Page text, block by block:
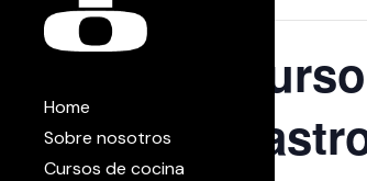
Home
Sobre nosotros
Cursos de cocina